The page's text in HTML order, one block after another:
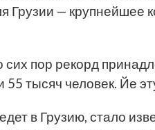
Грузии — крупнейшее
сих пор рекорд
55 тысяч человек. Йе
в Грузию, стало